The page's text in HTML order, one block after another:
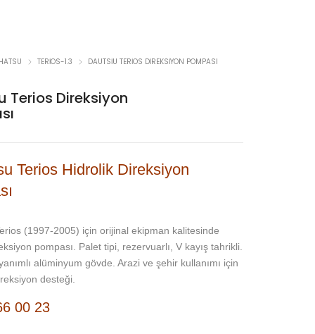
TERIOS-1.3 DAUTSIU TERIOS DIREKSIYON POMPASI
Terios Direksiyon
Terios Hidrolik Direksiyon
(1997-2005) için orijinal ekipman kalitesinde
pompası. Palet tipi, rezervuarlı, V kayış tahrikli.
alüminyum gövde. Arazi ve şehir kullanımı için
desteği.
00 23